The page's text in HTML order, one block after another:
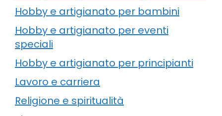
Hobby e artigianato per bambini
Hobby e artigianato per eventi
speciali
Hobby e artigianato per principianti
Lavoro e carriera
Religione e spiritualità